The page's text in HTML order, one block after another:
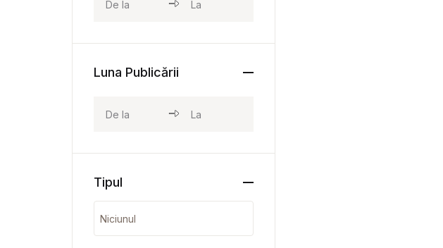
Luna Publicării
Tipul